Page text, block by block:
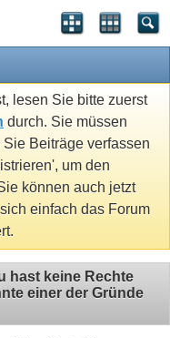
lesen Sie bitte zuerst
durch. Sie müssen
Sie Beiträge verfassen
um den
können auch jetzt
einfach das Forum
hast keine Rechte
einer der Gründe